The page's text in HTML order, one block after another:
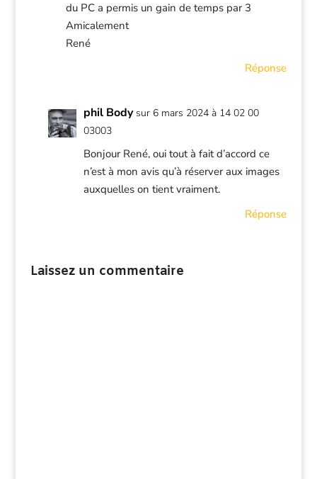
du PC a permis un gain de temps par 3
Amicalement
René
Réponse
phil Body sur 6 mars 2024 à 14 02 00
03003
Bonjour René, oui tout à fait d’accord ce
n’est à mon avis qu’à réserver aux images
auxquelles on tient vraiment.
Réponse
Laissez un commentaire